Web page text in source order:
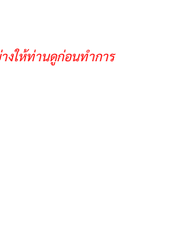
งให้ท่านดูก่อนทำการ